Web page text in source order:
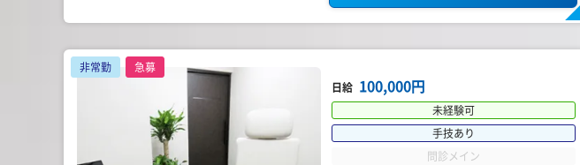
非常勤
急募
日給 100,000円
未経験可
手技あり
問診メイン